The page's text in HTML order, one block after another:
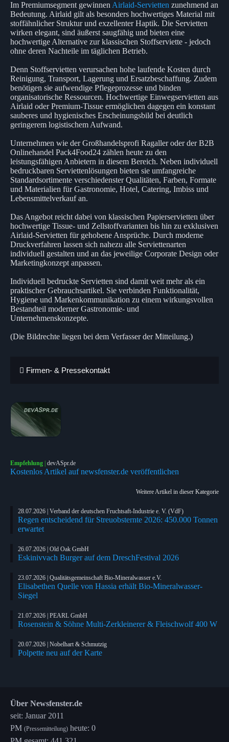
Im Premiumsegment gewinnen Airlaid-Servietten zunehmend an
Bedeutung. Airlaid gilt als besonders hochwertiges Material mit
stoffähnlicher Struktur und exzellenter Haptik. Die Servietten
wirken elegant, sind äußerst saugfähig und bieten eine
hochwertige Alternative zur klassischen Stoffserviette - jedoch
ohne deren Nachteile im täglichen Betrieb.
Denn Stoffservietten verursachen hohe laufende Kosten durch
Reinigung, Transport, Lagerung und Ersatzbeschaffung. Zudem
benötigen sie aufwendige Pflegeprozesse und binden
organisatorische Ressourcen. Hochwertige Einwegservietten aus
Airlaid oder Premium-Tissue ermöglichen dagegen ein konstant
sauberes und hygienisches Erscheinungsbild bei deutlich
geringerem logistischem Aufwand.
Unternehmen wie der Großhandelsprofi Ragaller oder der B2B
Onlinehandel Pack4Food24 zählen heute zu den
leistungsfähigen Anbietern in diesem Bereich. Neben individuell
bedruckbaren Serviettenlösungen bieten sie umfangreiche
Standardsortimente verschiedenster Qualitäten, Farben, Formate
und Materialien für Gastronomie, Hotel, Catering, Imbiss und
Lebensmittelverkauf an.
Das Angebot reicht dabei von klassischen Papierservietten über
hochwertige Tissue- und Zellstoffvarianten bis hin zu exklusiven
Airlaid-Servietten für gehobene Ansprüche. Durch moderne
Druckverfahren lassen sich nahezu alle Serviettenarten
individuell gestalten und an das jeweilige Corporate Design oder
Marketingkonzept anpassen.
Individuell bedruckte Servietten sind damit weit mehr als ein
praktischer Gebrauchsartikel. Sie verbinden Funktionalität,
Hygiene und Markenkommunikation zu einem wirkungsvollen
Bestandteil moderner Gastronomie- und
Unternehmenskonzepte.
(Die Bildrechte liegen bei dem Verfasser der Mitteilung.)
Firmen- & Pressekontakt
Empfehlung devASpr.de
Kostenlos Artikel auf newsfenster.de veröffentlichen
Weitere Artikel in dieser Kategorie
28.07.2026 | Verband der deutschen Fruchtsaft-Industrie e. V. (VdF)
Regen entscheidend für Streuobsternte 2026: 450.000 Tonnen
erwartet
26.07.2026 | Old Oak GmbH
Eskinivvach Burger auf dem DreschFestival 2026
23.07.2026 | Qualitätsgemeinschaft Bio-Mineralwasser e.V.
Elisabethen Quelle von Hassia erhält Bio-Mineralwasser-
Siegel
21.07.2026 | PEARL GmbH
Rosenstein & Söhne Multi-Zerkleinerer & Fleischwolf 400 W
20.07.2026 | Nobelhart & Schmutzig
Polpette neu auf der Karte
Über Newsfenster.de
seit: Januar 2011
PM (Pressemitteilung) heute: 0